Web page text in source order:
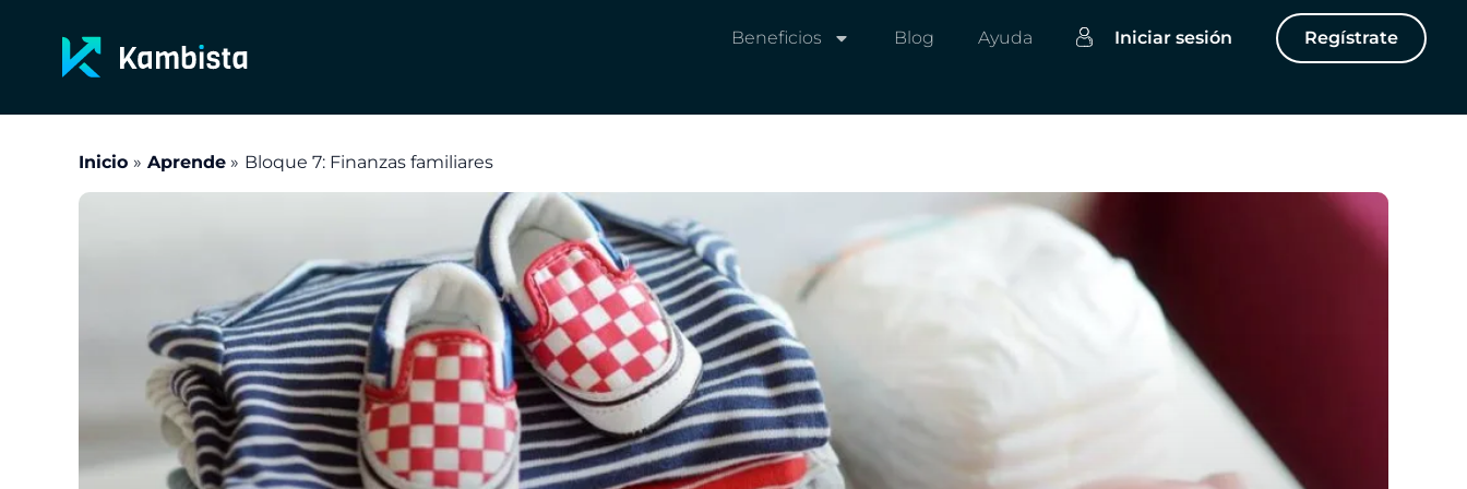
contenido
Beneficios Blog Ayuda Iniciar sesión Regístrate
Inicio Aprende Bloque 7: Finanzas familiares